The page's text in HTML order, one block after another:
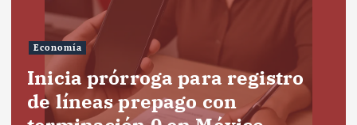
Economía
Inicia prórroga para registro
de líneas prepago con